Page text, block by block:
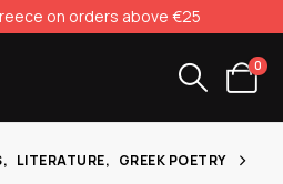
on orders above €25
0
, LITERATURE, GREEK POETRY